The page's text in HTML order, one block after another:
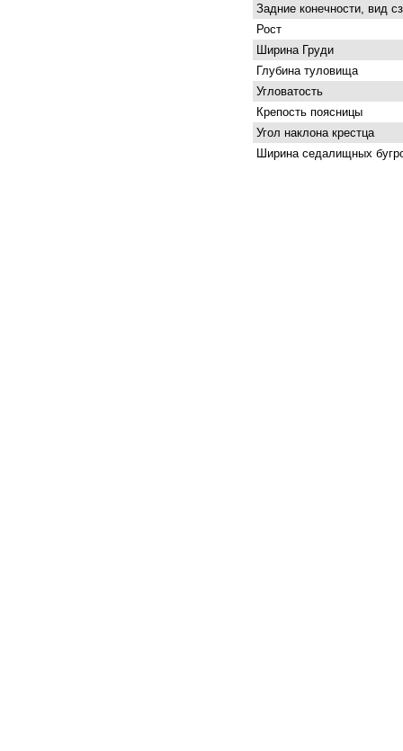
Задние конечности, вид
Рост
Ширина Груди
Глубина туловища
Угловатость
Крепость поясницы
Угол наклона крестца
Ширина седалищных